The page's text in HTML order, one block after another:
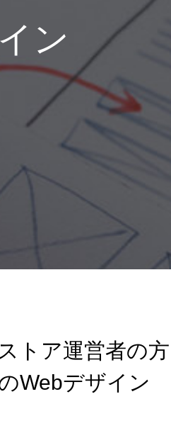
ン
トア運営者の⽅
Webデザイン